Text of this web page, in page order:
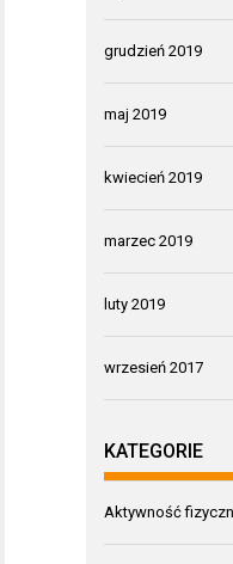
grudzień 2019
maj 2019
kwiecień 2019
marzec 2019
luty 2019
wrzesień 2017
KATEGORIE
Aktywność